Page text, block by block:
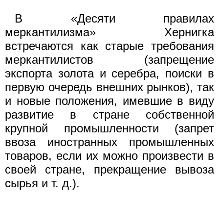
В «Десяти правилах
меркантилизма» Хернигка
встречаются как старые требования
меркантилистов (запрещение
экспорта золота и серебра, поиски в
первую очередь внешних рынков), так
и новые положения, имевшие в виду
развитие в стране собственной
крупной промышленности (запрет
ввоза иностранных промышленных
товаров, если их можно произвести в
своей стране, прекращение вывоза
сырья и т. д.).